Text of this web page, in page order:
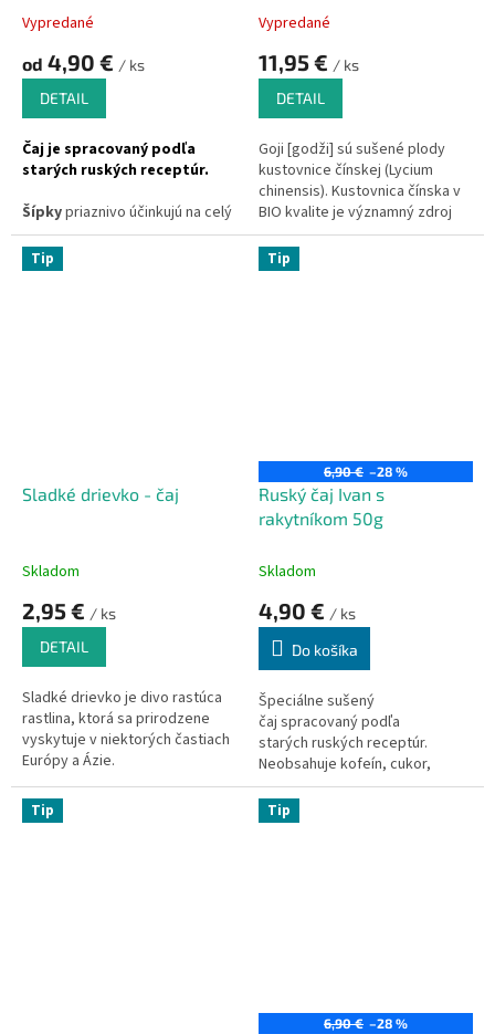
Vypredané
od 4,90 € / ks
DETAIL
Čaj je spracovaný podľa
starých ruských receptúr.
Šípkypriaznivo účinkujú na celý
organizmus.
Vypredané
11,95 € / ks
DETAIL
Goji [godži] sú sušené plody
kustovnice čínskej (Lycium
chinensis). Kustovnica čínska v
BIO kvalite je významný zdroj
vitamínu C a má antioxidačné
účinky. V Číne je považovaná za
symbol zdravia, pohody, sily,
Tip
Sladké drievko - čaj
Skladom
2,95 € / ks
DETAIL
Sladké drievko je divo rastúca
rastlina, ktorá sa prirodzene
vyskytuje v niektorých častiach
Európy a Ázie.
Tip
6,90 € –28 %
Ruský čaj Ivan s
rakytníkom 50g
Skladom
4,90 € / ks
Do košíka
Špeciálne sušený
čaj spracovaný podľa
starých ruských receptúr.
Neobsahuje kofeín, cukor,
konzervačné látky ani farbivá.
Tip Tip
6,90 € –28 %